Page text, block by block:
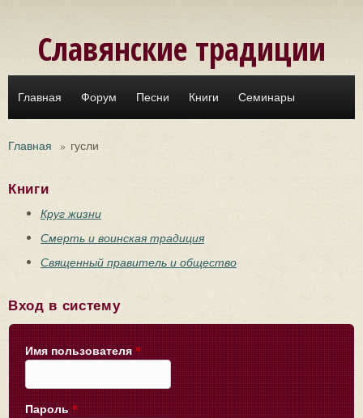
Славянские традиции
Главная Форум Песни Книги Семинары
Главная » гусли
Книги
Круг жизни
Смерть и воинская традиция
Священный правитель и общество
Вход в систему
Имя пользователя *
Пароль *